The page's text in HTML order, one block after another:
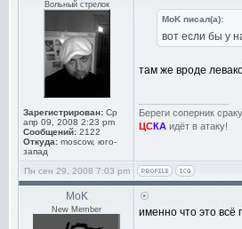
Вольный стрелок
Зарегистрирован: Ср
апр 09, 2008 2:23 pm
Сообщений: 2122
Откуда: moscow, юго-
запад
MoK писал(а):
вот если бы у
там же вроде
Береги соперник сраку..
ЦСКА идёт в атаку!
Пн сен 29, 2008 7:03 pm
MoK
New Member именно что это всё